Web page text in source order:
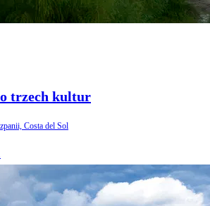
trzech kultur
Costa del Sol